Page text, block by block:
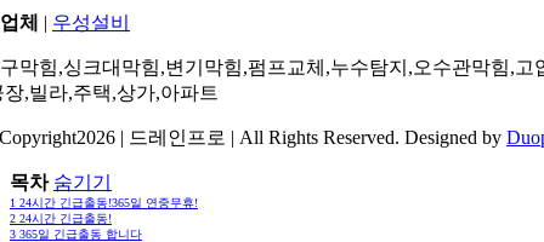
체 | 우성설비
막힘,싱크대막힘,변기막힘,펌프교체,누수탐지,오수관막힘,고
장,빌라,주택,상가,아파트
| 드레인프로 | All Rights Reserved. Designed by
목차 숨기기
1 24시간 긴급출동!365일 연중무휴!
2 24시간 긴급출동!
3 365일 긴급출동 합니다